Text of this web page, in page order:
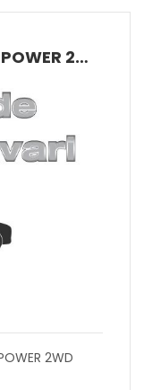
QASHQAI N-CONNECTA E-POWER 2WD
2WD